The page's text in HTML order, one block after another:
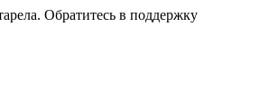
Обратитесь в поддержку